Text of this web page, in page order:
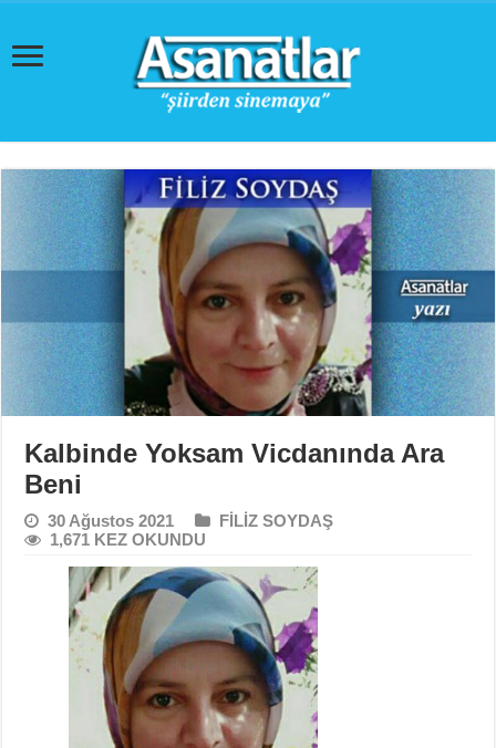
Kalbinde Yoksam Vicdanında Ara
Beni
30 Ağustos 2021
FİLİZ SOYDAŞ
1,671 KEZ OKUNDU